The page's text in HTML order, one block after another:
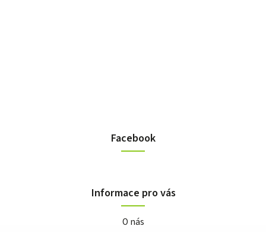
Facebook
Informace pro vás
O nás